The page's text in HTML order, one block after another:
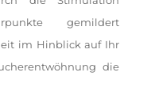
gemildert
im Hinblick auf Ihr
die